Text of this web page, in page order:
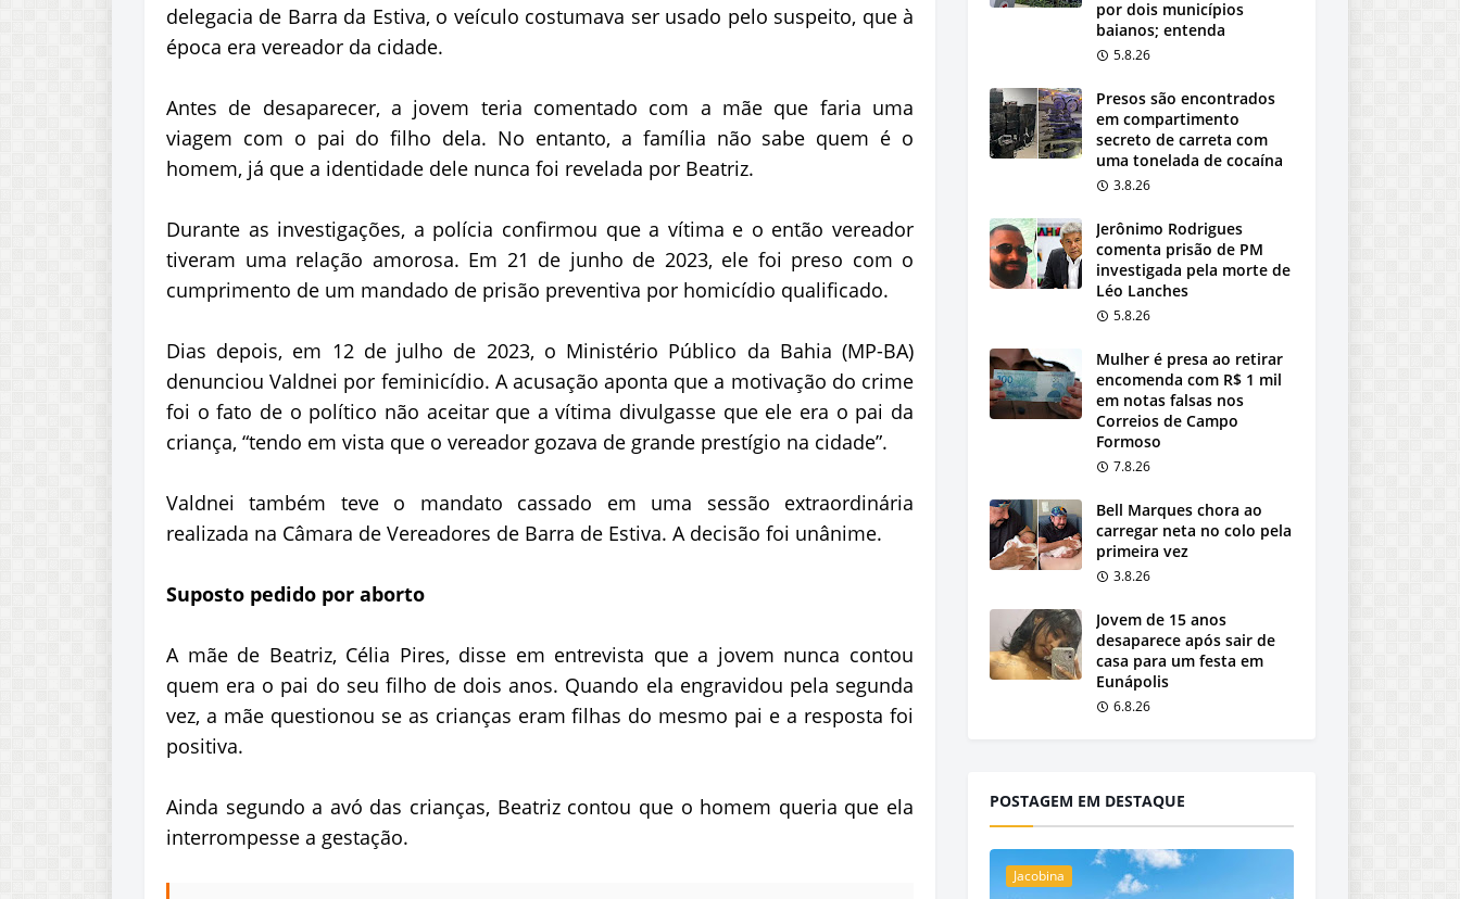
delegacia de Barra da Estiva, o veículo costumava ser usado pelo suspeito, que à
época era vereador da cidade.
Antes de desaparecer, a jovem teria comentado com a mãe que faria uma
viagem com o pai do filho dela. No entanto, a família não sabe quem é o
homem, já que a identidade dele nunca foi revelada por Beatriz.
Durante as investigações, a polícia confirmou que a vítima e o então vereador
tiveram uma relação amorosa. Em 21 de junho de 2023, ele foi preso com o
cumprimento de um mandado de prisão preventiva por homicídio qualificado.
Dias depois, em 12 de julho de 2023, o Ministério Público da Bahia (MP-BA)
denunciou Valdnei por feminicídio. A acusação aponta que a motivação do crime
foi o fato de o político não aceitar que a vítima divulgasse que ele era o pai da
criança, “tendo em vista que o vereador gozava de grande prestígio na cidade”.
Valdnei também teve o mandato cassado em uma sessão extraordinária
realizada na Câmara de Vereadores de Barra de Estiva. A decisão foi unânime.
Suposto pedido por aborto
A mãe de Beatriz, Célia Pires, disse em entrevista que a jovem nunca contou
quem era o pai do seu filho de dois anos. Quando ela engravidou pela segunda
vez, a mãe questionou se as crianças eram filhas do mesmo pai e a resposta foi
positiva.
Ainda segundo a avó das crianças, Beatriz contou que o homem queria que ela
interrompesse a gestação.
por dois municípios
baianos; entenda
5.8.26
Presos são encontrados
em compartimento
secreto de carreta com
uma tonelada de cocaína
3.8.26
Jerônimo Rodrigues
comenta prisão de PM
investigada pela morte de
Léo Lanches
5.8.26
Mulher é presa ao retirar
encomenda com R$ 1 mil
em notas falsas nos
Correios de Campo
Formoso
7.8.26
Bell Marques chora ao
carregar neta no colo pela
primeira vez
3.8.26
Jovem de 15 anos
desaparece após sair de
casa para um festa em
Eunápolis
6.8.26
POSTAGEM EM DESTAQUE
Jacobina